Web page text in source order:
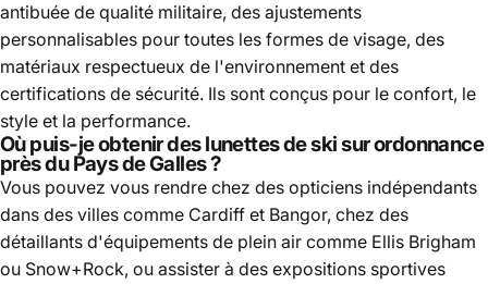
antibuée de qualité militaire, des ajustements
personnalisables pour toutes les formes de visage, des
matériaux respectueux de l'environnement et des
certifications de sécurité. Ils sont conçus pour le confort, le
style et la performance.
Où puis-je obtenir des lunettes de ski sur ordonnance
près du Pays de Galles ?
Vous pouvez vous rendre chez des opticiens indépendants
dans des villes comme Cardiff et Bangor, chez des
détaillants d'équipements de plein air comme Ellis Brigham
ou Snow+Rock, ou assister à des expositions sportives